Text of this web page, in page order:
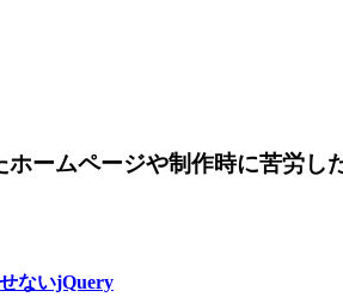
ホームページや制作時に苦労し
ないjQuery